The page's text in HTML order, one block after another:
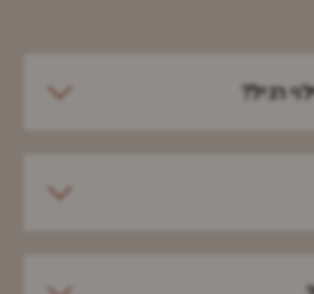
רגיל?